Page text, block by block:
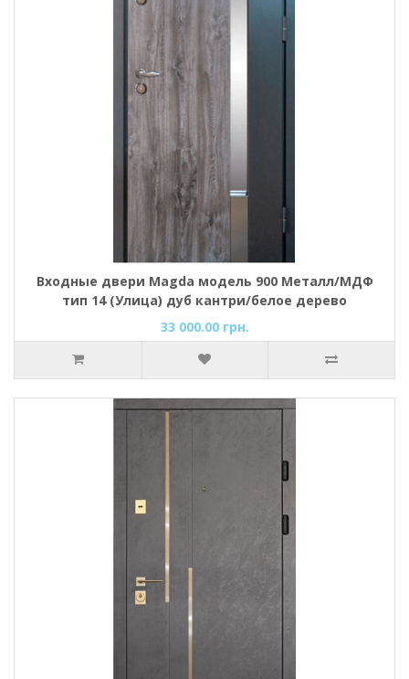
Входные двери Magda модель 900 Металл/МДФ
тип 14 (Улица) дуб кантри/белое дерево
33 000.00 грн.